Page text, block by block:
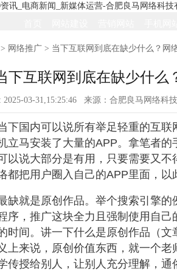
> 网络推广 > 当下互联网到底在缺少什么？网
下互联网到底在缺少什么
2025-03-31,15:25:46 来源：合肥良马网络科
下国内可以说所有举足轻重的互
立马安装了大量的APP。拿笔者
以说大部分是有用，只要需要又
都把用户圈入自己的APP里面，以
缺就是原创作品。举个搜索引擎
序，推广这块全力且强制使用自
时间。讲一下什么是原创作品（
上来说，原创价值东西，就一个
传授给别人，让别人充分理解，